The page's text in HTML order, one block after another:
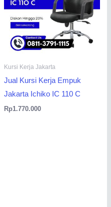
Kursi Kerja Jakarta
Jual Kursi Kerja Empuk
Jakarta Ichiko IC 110 C
Rp1.770.000